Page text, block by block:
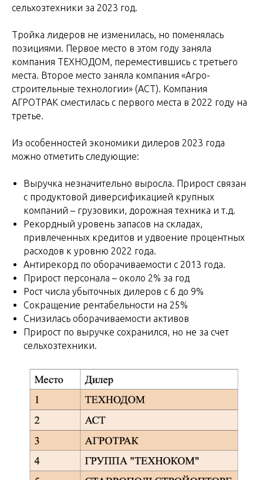
сельхозтехники за 2023 год.
Тройка лидеров не изменилась, но поменялась
позициями. Первое место в этом году заняла
компания ТЕХНОДОМ, переместившись с третьего
места. Второе место заняла компания «Агро-
строительные технологии» (АСТ). Компания
АГРОТРАК сместилась с первого места в 2022 году на
третье.
Из особенностей экономики дилеров 2023 года
можно отметить следующие:
Выручка незначительно выросла. Прирост связан
с продуктовой диверсификацией крупных
компаний – грузовики, дорожная техника и т.д.
Рекордный уровень запасов на складах,
привлеченных кредитов и удвоение процентных
расходов к уровню 2022 года.
Антирекорд по оборачиваемости с 2013 года.
Прирост персонала – около 2% за год
Рост числа убыточных дилеров с 6 до 9%
Сокращение рентабельности на 25%
Снизилась оборачиваемости активов
Прирост по выручке сохранился, но не за счет
сельхозтехники.